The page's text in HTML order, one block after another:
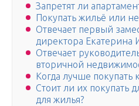
Запретят ли
Покупать жильё или
Отвечает первый
директора Екатерина
Отвечает
вторичной
Когда лучше покупать
Стоит ли их покупать
для жилья?